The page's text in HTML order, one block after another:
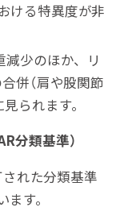
ける特異度が非
少のほか、リ
併（肩や股関節
られます。
分類基準）
れた分類基準
ます。